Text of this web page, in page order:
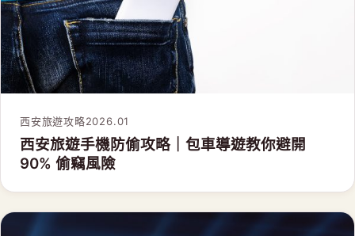
西安旅遊攻略2026.01
西安旅遊手機防偷攻略｜包車導遊教你避開
90% 偷竊風險